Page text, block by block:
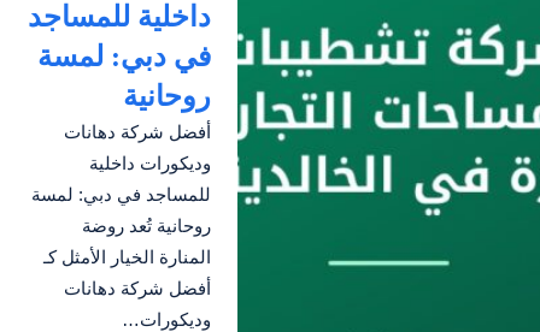
داخلية للمساجد
في دبي: لمسة
روحانية
أفضل شركة دهانات
وديكورات داخلية
للمساجد في دبي: لمسة
روحانية تُعد روضة
المنارة الخيار الأمثل كـ
أفضل شركة دهانات
وديكورات…